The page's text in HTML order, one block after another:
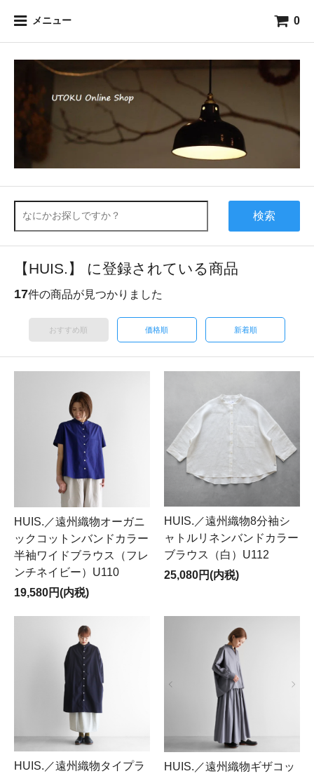
メニュー 0
検索
【HUIS.】 に登録されている商品
17件の商品が見つかりました
おすすめ順 価格順 新着順
HUIS.／遠州織物オーガニ
ックコットンバンドカラー
半袖ワイドブラウス（フレ
ンチネイビー）U110
19,580円(内税)
HUIS.／遠州織物8分袖シ
ャトルリネンバンドカラー
ブラウス（白）U112
25,080円(内税)
HUIS.／遠州織物タイプラ
HUIS.／遠州織物ギザコッ